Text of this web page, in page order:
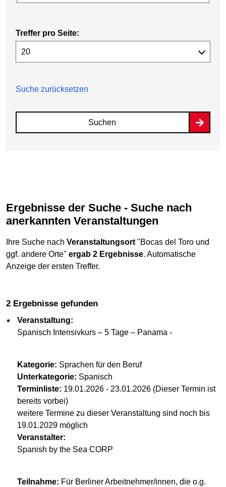
Treffer pro Seite:
Suche zurücksetzen
Suchen
Ergebnisse der Suche - Suche nach
anerkannten Veranstaltungen
Ihre Suche nach Veranstaltungsort "Bocas del Toro und
ggf. andere Orte" ergab 2 Ergebnisse. Automatische
Anzeige der ersten Treffer.
2 Ergebnisse gefunden
Veranstaltung:
Spanisch Intensivkurs – 5 Tage – Panama -
Kategorie: Sprachen für den Beruf
Unterkategorie: Spanisch
Terminliste: 19.01.2026 - 23.01.2026 (Dieser Termin ist
bereits vorbei)
weitere Termine zu dieser Veranstaltung sind noch bis
19.01.2029 möglich
Veranstalter:
Spanish by the Sea CORP
Teilnahme: Für Berliner Arbeitnehmer/innen, die o.g.